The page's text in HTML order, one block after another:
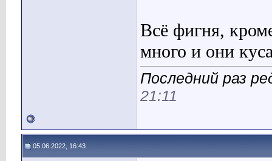
Всё фигня,
много и они
Последний раз
21:11
05.06.2022, 16:43